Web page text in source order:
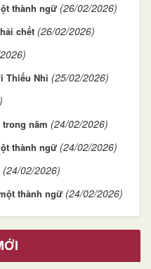
thành ngữ (26/02/2026)
chết (26/02/2026)
Thiếu Nhi (25/02/2026)
năm (24/02/2026)
thành ngữ (24/02/2026)
(24/02/2026)
thành ngữ (24/02/2026)